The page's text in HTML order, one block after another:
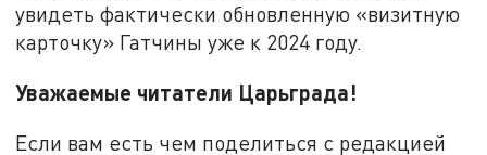
увидеть фактически обновленную «визитную
карточку» Гатчины уже к 2024 году.
Уважаемые читатели Царьграда!
Если вам есть чем поделиться с редакцией